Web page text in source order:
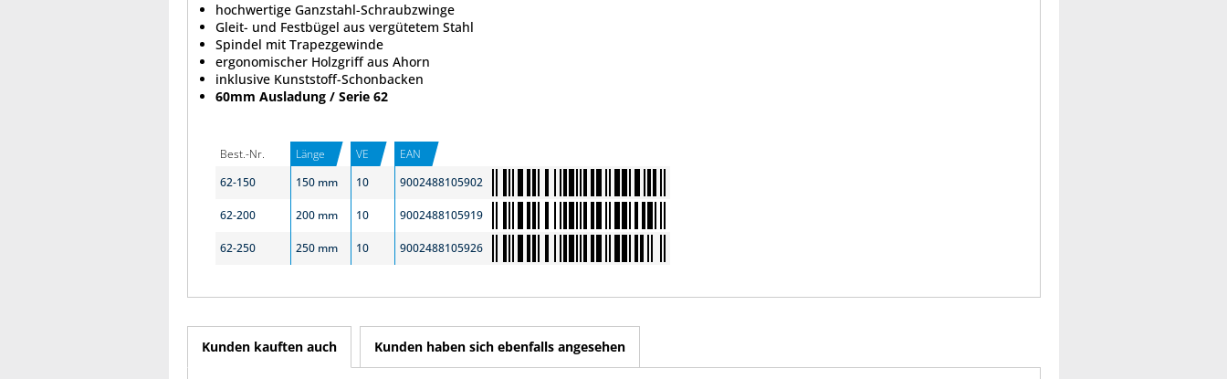
hochwertige Ganzstahl-Schraubzwinge
Gleit- und Festbügel aus vergütetem Stahl
Spindel mit Trapezgewinde
ergonomischer Holzgriff aus Ahorn
inklusive Kunststoff-Schonbacken
60mm Ausladung / Serie 62
Best.-Nr. Länge VE
EAN
62-150
150 mm 10 9002488105902
62-200 200 mm 10 9002488105919
62-250 250 mm 10 9002488105926
Kunden kauften auch Kunden haben sich ebenfalls angesehen